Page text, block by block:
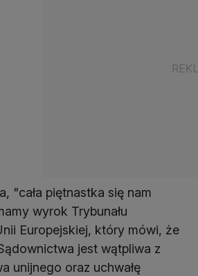
"cała piętnastka się nam
wyrok Trybunału
Europejskiej, który mówi, że
jest wątpliwa z
unijnego oraz uchwałę